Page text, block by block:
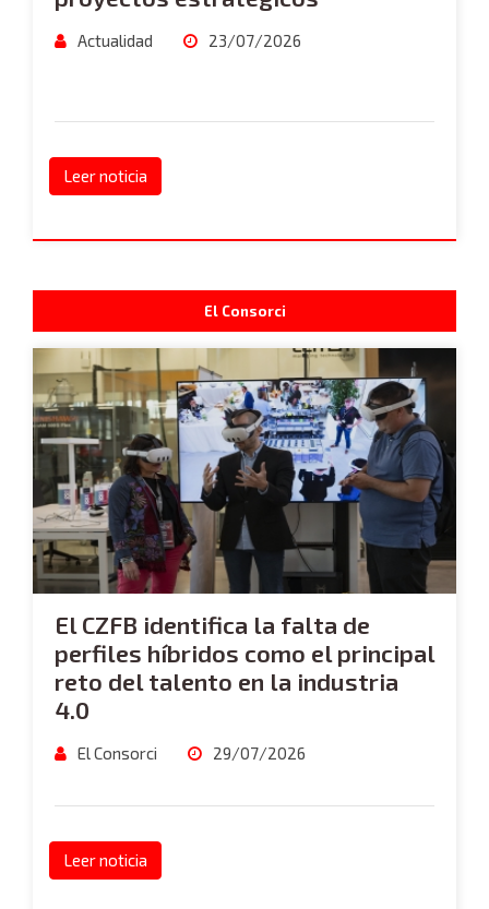
Actualidad 23/07/2026
Leer noticia
El Consorci
El CZFB identifica la falta de
perfiles híbridos como el principal
reto del talento en la industria
4.0
El Consorci 29/07/2026
Leer noticia